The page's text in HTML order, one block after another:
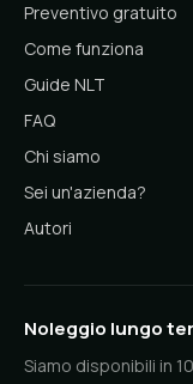
Preventivo gratuito
Come funziona
Guide NLT
FAQ
Chi siamo
Sei un'azienda?
Autori
Noleggio lungo
Siamo disponibili in